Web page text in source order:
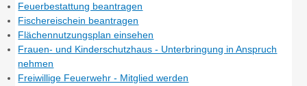
Feuerbestattung beantragen
Fischereischein beantragen
Flächennutzungsplan einsehen
Frauen- und Kinderschutzhaus - Unterbringung in Anspruch
nehmen
Freiwillige Feuerwehr - Mitglied werden